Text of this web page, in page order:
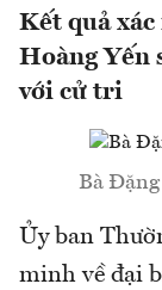
Kết quả
Hoàng Yến
với cử tri
Bà
Ủy ban
minh về đại